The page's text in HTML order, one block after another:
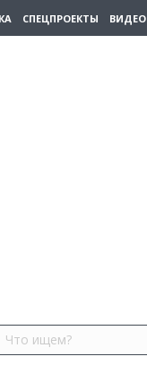
СПЕЦПРОЕКТЫ ВИДЕО